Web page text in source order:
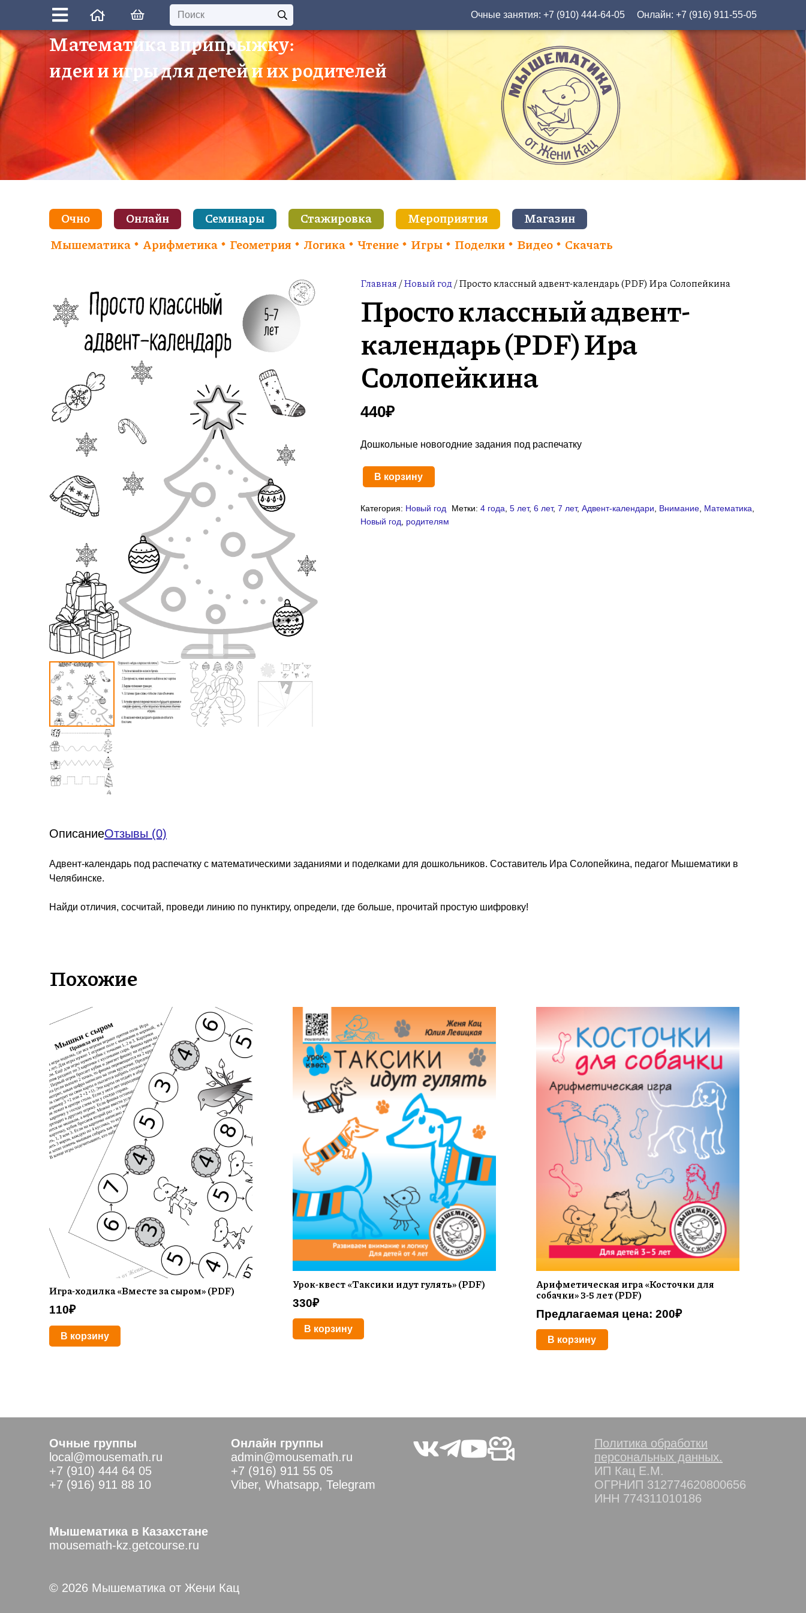
Очные занятия:+7 (910) 444-64-05 Онлайн:+7 (916) 911-55-05
Математика вприпрыжку:
идеи и игры для детей и их родителей
Очно Онлайн Семинары Стажировка Мероприятия
Магазин
Мышематика
Арифметика Геометрия Логика Чтение Игры Поделки Видео Скачать
Главная/Новый год/ Просто классный адвент-календарь (PDF) Ира Солопейкина
Просто классный адвент-
календарь (PDF) Ира
Солопейкина
440₽
Дошкольные новогодние задания под распечатку
Количество
Просто
классный
В корзину
Категория: Новый год Метки: 4 года 5 лет, 6 лет, 7 лет, Адвент-календари Внимание Математика
Новый год
родителям
ОписаниеОтзывы (0)
Адвент-календарь под распечатку с математическими заданиями и поделками для дошкольников. Составитель Ира Солопейкина, педагог Мышематики в
Челябинске.
Найди отличия, сосчитай, проведи линию по пунктиру, определи, где больше, прочитай простую шифровку!
Похожие
Игра-ходилка «Вместе за сыром» (PDF)
110₽
В корзину
Урок-квест «Таксики идут гулять» (PDF)
330₽
В корзину
Арифметическая игра «Косточки для
собачки» 3-5 лет (PDF)
Предлагаемая цена:200₽
В корзину
Онлайн группы
admin@mousemath.ru
+7 (916) 911 55 05
Viber, Whatsapp, Telegram
Очные группы
local@mousemath.ru
+7 (910) 444 64 05
+7 (916) 911 88 10
Политика обработки
персональных данных.
ИП Кац Е.М.
ОГРНИП 312774620800656
ИНН 774311010186
Мышематика в Казахстане
mousemath-kz.getcourse.ru
© 2026 Мышематика от Жени Кац